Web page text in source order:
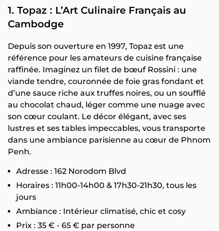
1. Topaz : L’Art Culinaire Français au
Cambodge
Depuis son ouverture en 1997, Topaz est une
référence pour les amateurs de cuisine française
raffinée. Imaginez un filet de bœuf Rossini : une
viande tendre, couronnée de foie gras fondant et
d’une sauce riche aux truffes noires, ou un soufflé
au chocolat chaud, léger comme une nuage avec
son cœur coulant. Le décor élégant, avec ses
lustres et ses tables impeccables, vous transporte
dans une ambiance parisienne au cœur de Phnom
Penh.
Adresse : 162 Norodom Blvd
Horaires : 11h00-14h00 & 17h30-21h30, tous les
jours
Ambiance : Intérieur climatisé, chic et cosy
Prix : 35 € - 65 € par personne